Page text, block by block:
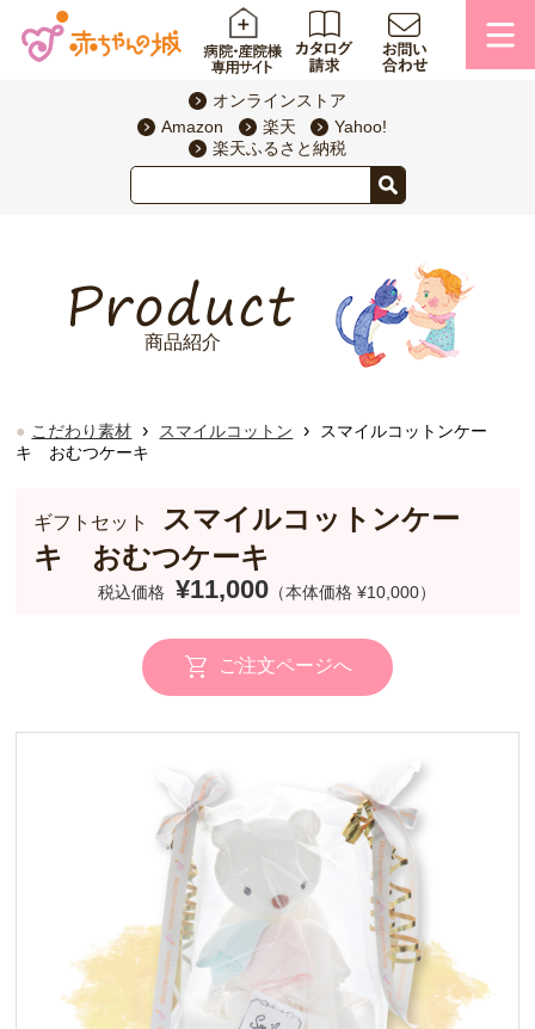
オンラインストア
Amazon
楽天
Yahoo!
楽天ふるさと納税
商品紹介
こだわり素材 › スマイルコットン ›
スマイルコットンケー
キ おむつケーキ
ギフトセット
スマイルコットンケー
キ おむつケーキ
税込価格 ¥11,000 （本体価格 ¥10,000）
ご注文ページへ